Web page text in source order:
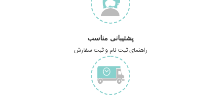
پشتیبانی مناسب
راهنمای ثبت نام و ثبت سفارش